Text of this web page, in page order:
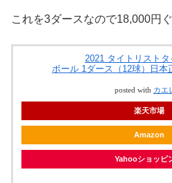
これを3ダースなので18,000円
2021 タイトリスト
ボール 1ダース（12球）日本
posted with カエ
楽天市場
Amazon
Yahooショッピ